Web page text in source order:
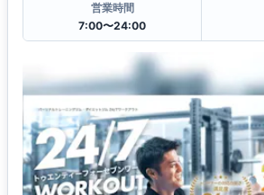
営業時間
7:00〜24:00